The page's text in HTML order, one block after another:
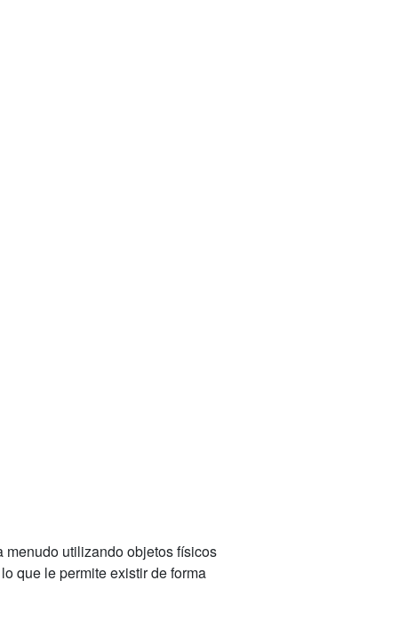
menudo utilizando objetos físicos
que le permite existir de forma